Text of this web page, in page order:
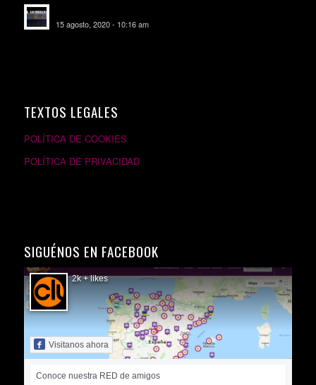
15 agosto, 2020 - 10:16 am
TEXTOS LEGALES
POLÍTICA DE COOKIES
POLÍTICA DE PRIVACIDAD
SIGUÉNOS EN FACEBOOK
2k + likes
Visitanos ahora
Conoce nuestra RED de amigos